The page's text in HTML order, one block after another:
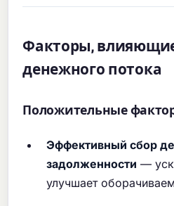
Факторы,
денежного потока
Положительные
Эффективный сбор
задолженности —
улучшает